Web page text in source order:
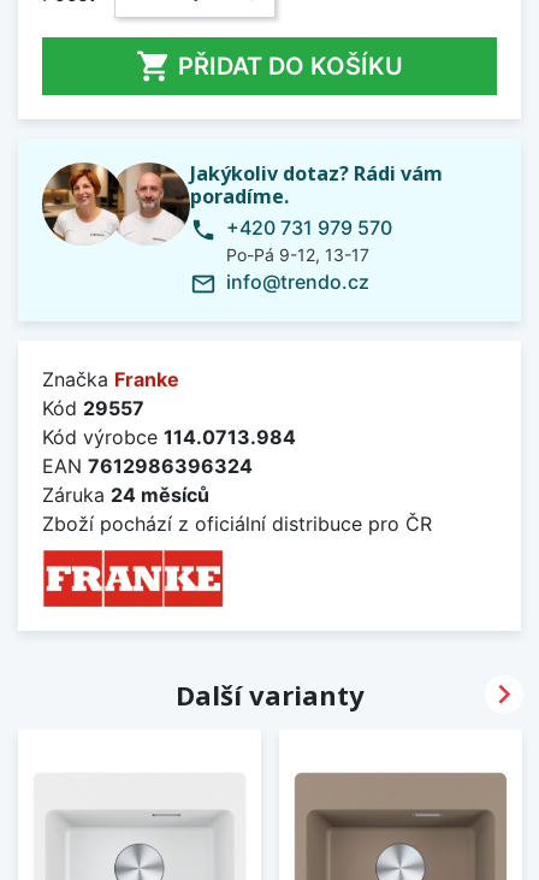
 PŘIDAT DO KOŠÍKU
Jakýkoliv dotaz? Rádi vám
poradíme.
phone +420 731 979 570
Po-Pá 9-12, 13-17
mail_outline info@trendo.cz
Značka Franke
Kód 29557
Kód výrobce 114.0713.984
EAN 7612986396324
Záruka 24 měsíců
Zboží pochází z oficiální distribuce pro ČR
Další varianty 